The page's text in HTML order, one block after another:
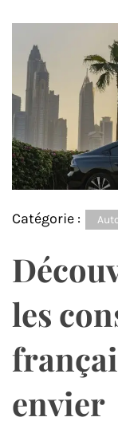
Catégorie :
les
envier